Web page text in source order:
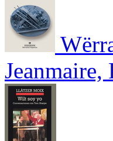
Jeanmaire,